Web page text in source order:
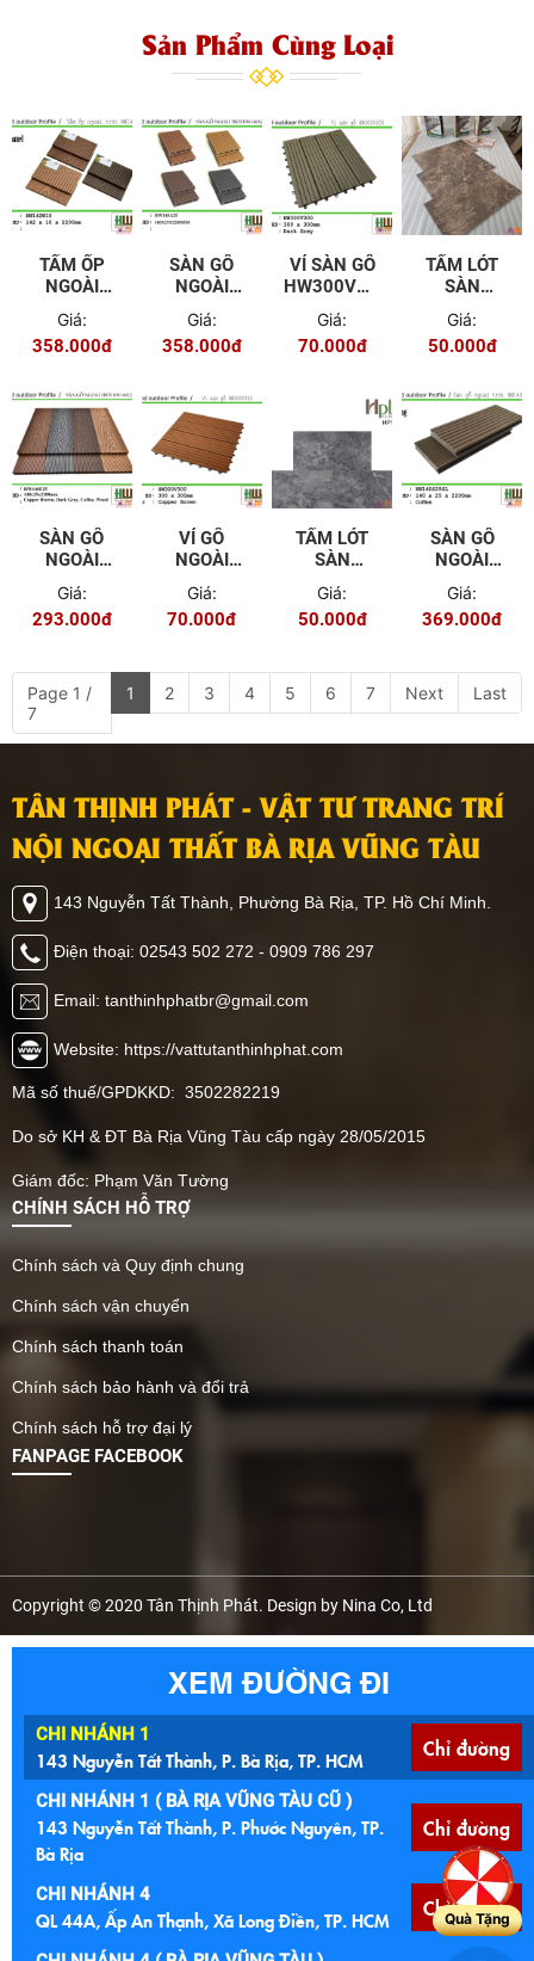
Sản Phẩm Cùng Loại
TẤM ỐP
NGOÀI
TRỜI
HW142W10
Giá:
358.000đ
SÀN GỖ
NGOÀI
TRỜI
HW140A25
Giá:
358.000đ
VỈ SÀN GỖ
HW300V300
- DARK
GREY
Giá:
70.000đ
TẤM LÓT
SÀN
HPLUS
101-2
Giá:
50.000đ
SÀN GỖ
NGOÀI
TRỜI
HW140E25
Giá:
293.000đ
VỈ GỖ
NGOÀI
TRỜI
HW300V300
- COPPER
Giá:
70.000đ
TẤM LÓT
SÀN
HPLUS
101-4
Giá:
50.000đ
SÀN GỖ
NGOÀI
TRỜI
HW140S25
Giá:
369.000đ
Page 1 /
7
1 2 3 4 5 6 7 Next Last
TÂN THỊNH PHÁT - VẬT TƯ TRANG TRÍ
NỘI NGOẠI THẤT BÀ RỊA VŨNG TÀU
143 Nguyễn Tất Thành, Phường Bà Rịa, TP. Hồ Chí Minh.
Điện thoại: 02543 502 272 - 0909 786 297
Email: tanthinhphatbr@gmail.com
Website: https://vattutanthinhphat.com
Mã số thuế/GPDKKD: 3502282219
Do sở KH & ĐT Bà Rịa Vũng Tàu cấp ngày 28/05/2015
Giám đốc: Phạm Văn Tường
CHÍNH SÁCH HỖ TRỢ
Chính sách và Quy định chung
Chính sách vận chuyển
Chính sách thanh toán
Chính sách bảo hành và đổi trả
Chính sách hỗ trợ đại lý
FANPAGE FACEBOOK
Copyright © 2020 Tân Thịnh Phát. Design by Nina Co, Ltd
XEM ĐƯỜNG ĐI
CHI NHÁNH 1
143 Nguyễn Tất Thành, P. Bà Rịa, TP. HCM Chỉ đường
CHI NHÁNH 1 ( BÀ RỊA VŨNG TÀU CŨ )
143 Nguyễn Tất Thành, P. Phước Nguyên, TP.
Bà Rịa
Chỉ đường
CHI NHÁNH 4
QL 44A, Ấp An Thạnh, Xã Long Điền, TP. HCM Chỉ đường
Quà Tặng